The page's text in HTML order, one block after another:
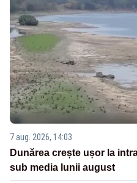
7 aug. 2026, 14:03
Dunărea crește ușor la
sub media lunii august